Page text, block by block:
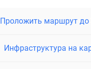
Проложить маршрут
Инфраструктура на